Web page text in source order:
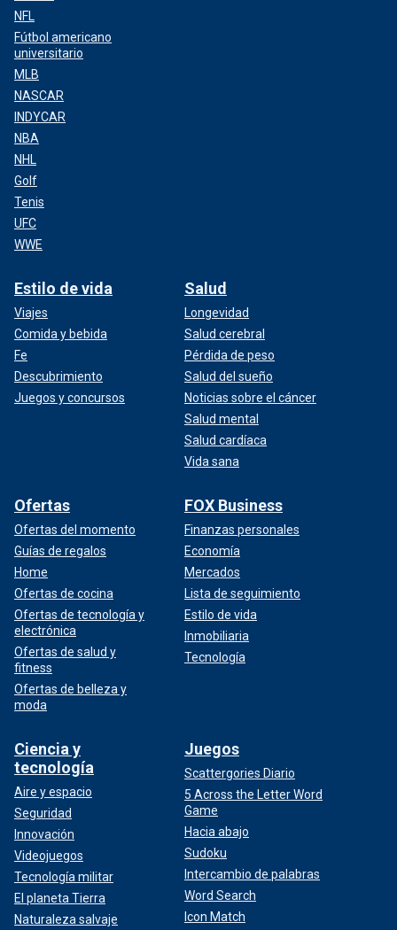
NFL
Fútbol americano
universitario
MLB
NASCAR
INDYCAR
NBA
NHL
Golf
Tenis
UFC
WWE
Estilo de vida
Viajes
Comida y bebida
Fe
Descubrimiento
Juegos y concursos
Salud
Longevidad
Salud cerebral
Pérdida de peso
Salud del sueño
Noticias sobre el cáncer
Salud mental
Salud cardíaca
Vida sana
Ofertas
Ofertas del momento
Guías de regalos
Home
Ofertas de cocina
Ofertas de tecnología y
electrónica
Ofertas de salud y
fitness
Ofertas de belleza y
moda
FOX Business
Finanzas personales
Economía
Mercados
Lista de seguimiento
Estilo de vida
Inmobiliaria
Tecnología
Ciencia y
tecnología
Aire y espacio
Seguridad
Innovación
Videojuegos
Tecnología militar
El planeta Tierra
Naturaleza salvaje
Juegos
Scattergories Diario
5 Across the Letter Word
Game
Hacia abajo
Sudoku
Intercambio de palabras
Word Search
Icon Match